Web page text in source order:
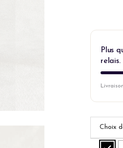
Plus
relais.
Choix